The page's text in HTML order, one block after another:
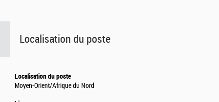
Localisation du poste
Localisation du poste
Moyen-Orient/Afrique du Nord